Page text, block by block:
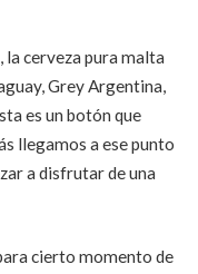
cerveza pura malta
Grey Argentina,
es un botón que
llegamos a ese punto
a disfrutar de una
cierto momento de